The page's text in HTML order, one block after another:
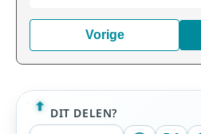
Vorige
DIT DELEN?